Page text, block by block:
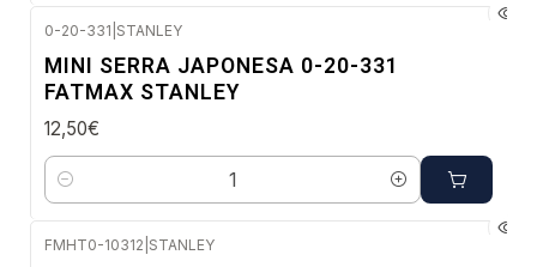
0-20-331 STANLEY
MINI SERRA JAPONESA 0-20-331
FATMAX STANLEY
12,50€
Quantidade
FMHT0-10312 STANLEY